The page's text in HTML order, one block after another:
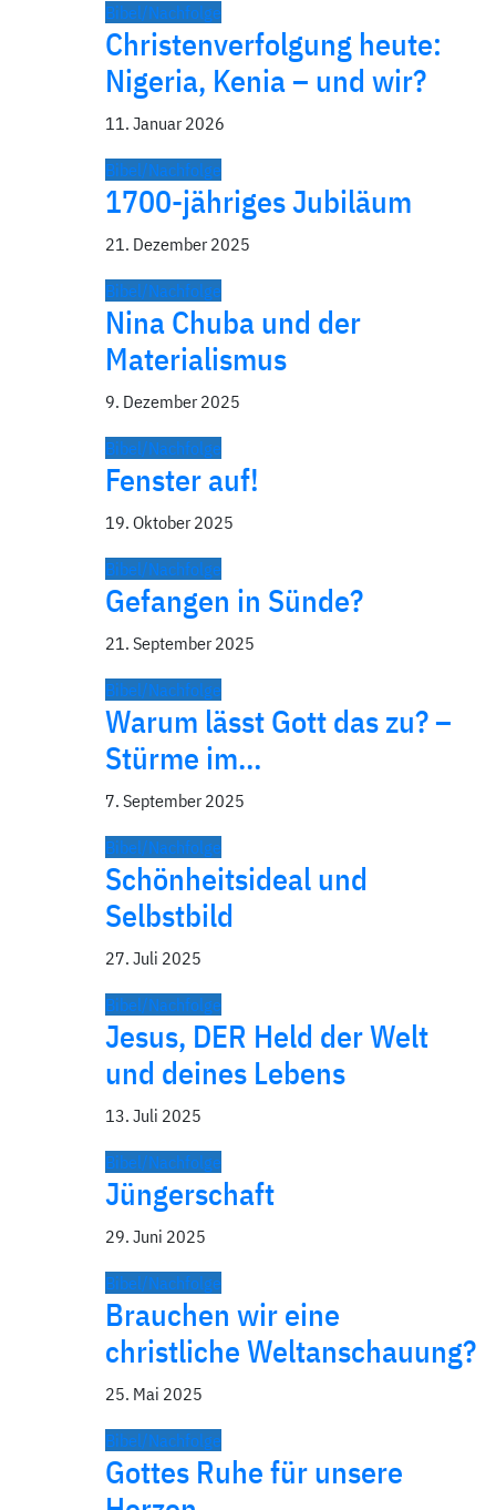
Bibel/Nachfolge
Christenverfolgung heute:
Nigeria, Kenia – und wir?
11. Januar 2026
Bibel/Nachfolge
1700-jähriges Jubiläum
21. Dezember 2025
Bibel/Nachfolge
Nina Chuba und der
Materialismus
9. Dezember 2025
Bibel/Nachfolge
Fenster auf!
19. Oktober 2025
Bibel/Nachfolge
Gefangen in Sünde?
21. September 2025
Bibel/Nachfolge
Warum lässt Gott das zu? –
Stürme im…
7. September 2025
Bibel/Nachfolge
Schönheitsideal und
Selbstbild
27. Juli 2025
Bibel/Nachfolge
Jesus, DER Held der Welt
und deines Lebens
13. Juli 2025
Bibel/Nachfolge
Jüngerschaft
29. Juni 2025
Bibel/Nachfolge
Brauchen wir eine
christliche Weltanschauung?
25. Mai 2025
Bibel/Nachfolge
Gottes Ruhe für unsere